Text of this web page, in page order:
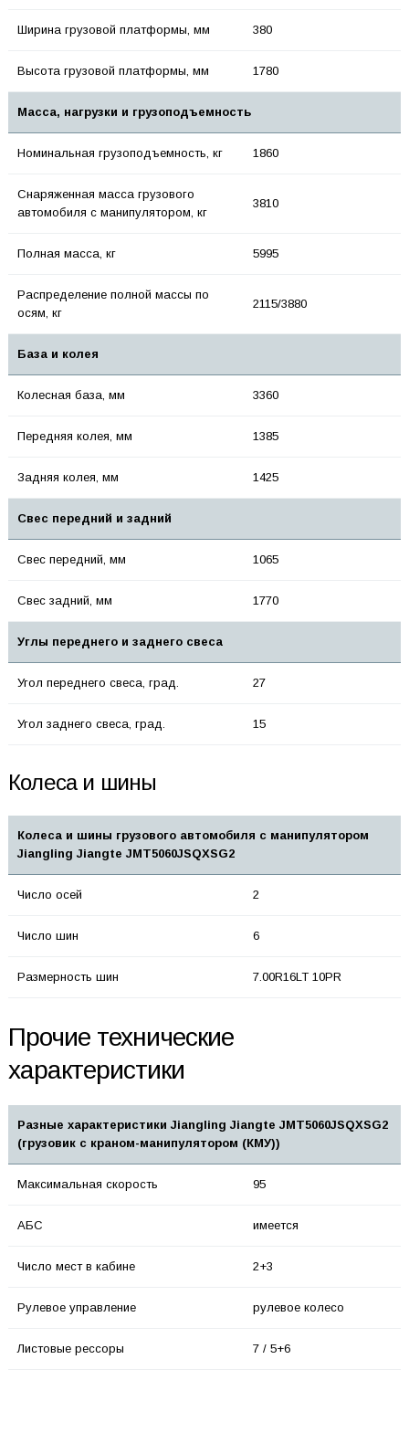
Ширина грузовой платформы, мм 380
Высота грузовой платформы, мм 1780
Масса, нагрузки и грузоподъемность
Номинальная грузоподъемность, кг 1860
Снаряженная масса грузового
автомобиля с манипулятором, кг
3810
Полная масса, кг 5995
Распределение полной массы по
осям, кг
2115/3880
База и колея
Колесная база, мм 3360
Передняя колея, мм 1385
Задняя колея, мм 1425
Свес передний и задний
Свес передний, мм 1065
Свес задний, мм 1770
Углы переднего и заднего свеса
Угол переднего свеса, град. 27
Угол заднего свеса, град. 15
Колеса и шины
Колеса и шины грузового автомобиля с манипулятором
Jiangling Jiangte JMT5060JSQXSG2
Число осей 2
Число шин 6
Размерность шин 7.00R16LT 10PR
Прочие технические
характеристики
Разные характеристики Jiangling Jiangte JMT5060JSQXSG2
(грузовик с краном-манипулятором (КМУ))
Максимальная скорость 95
АБС имеется
Число мест в кабине 2+3
Рулевое управление рулевое колесо
Листовые рессоры 7 / 5+6